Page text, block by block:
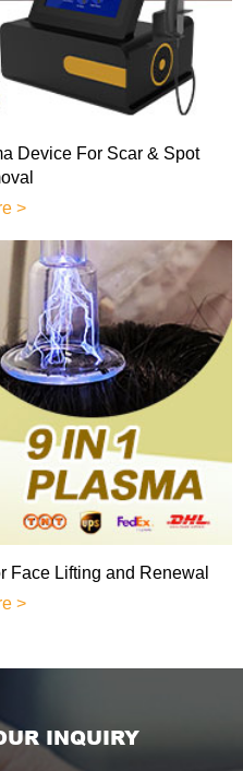
Device For Scar & Spot
>
Face Lifting and Renewal
>
INQUIRY